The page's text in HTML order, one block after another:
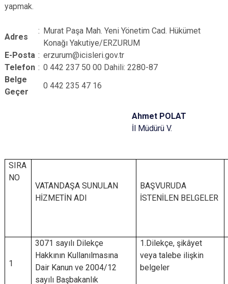
yapmak.
Adres
: Murat Paşa Mah. Yeni Yönetim Cad. Hükümet
Konağı Yakutiye/ERZURUM
E-Posta : erzurum@icisleri.gov.tr
Telefon : 0 442 237 50 00 Dahili: 2280-87
Belge
Geçer
0 442 235 47 16
Ahmet POLAT
İl Müdürü V.
SIRA
NO
VATANDAŞA SUNULAN
HİZMETİN ADI
BAŞVURUDA
İSTENİLEN BELGELER
1
3071 sayılı Dilekçe
Hakkının Kullanılmasına
Dair Kanun ve 2004/12
sayılı Başbakanlık
1.Dilekçe, şikâyet
veya talebe ilişkin
belgeler